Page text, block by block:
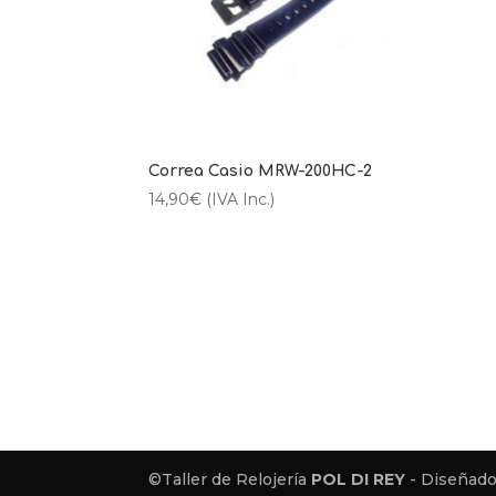
Correa Casio MRW-200HC-2
14,90€ (IVA Inc.)
©Taller de Relojería POL DI REY -